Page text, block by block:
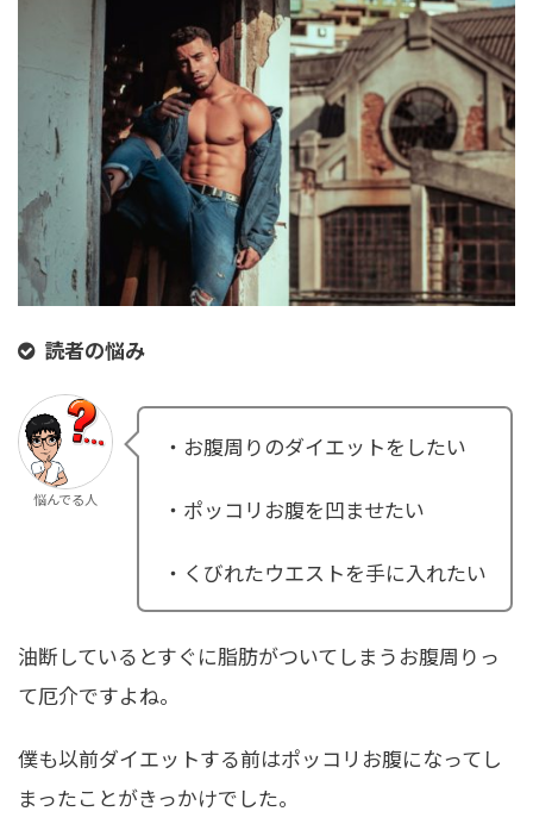
読者の悩み
悩んでる人
・お腹周りのダイエットをしたい
・ポッコリお腹を凹ませたい
・くびれたウエストを手に入れたい
油断しているとすぐに脂肪がついてしまうお腹周りっ
て厄介ですよね。
僕も以前ダイエットする前はポッコリお腹になってし
まったことがきっかけでした。